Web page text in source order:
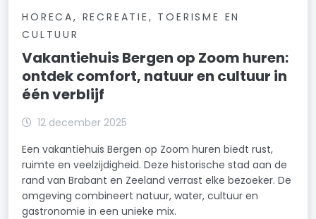
HORECA, RECREATIE, TOERISME EN
CULTUUR
Vakantiehuis Bergen op Zoom huren:
ontdek comfort, natuur en cultuur in
één verblijf
12 december 2025
Een vakantiehuis Bergen op Zoom huren biedt rust,
ruimte en veelzijdigheid. Deze historische stad aan de
rand van Brabant en Zeeland verrast elke bezoeker. De
omgeving combineert natuur, water, cultuur en
gastronomie in een unieke mix.